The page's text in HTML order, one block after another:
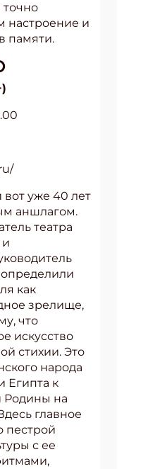
точно
настроение и
памяти.
вот уже 40 лет
аншлагом.
театра
как
зрелище,
что
искусство
стихии. Это
народа
Египта к
Родины на
главное
пестрой
с ее